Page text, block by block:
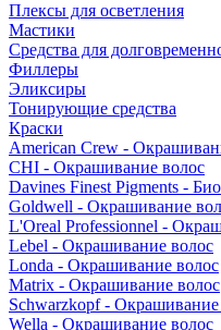
Плексы для осветления
Мастики
Средства для
Филлеры
Эликсиры
Тонирующие средства
Краски
American Crew -
CHI - Окрашивание волос
Davines Finest Pigments -
Goldwell - Окрашивание
L'Oreal Professionnel -
Lebel - Окрашивание волос
Londa - Окрашивание волос
Matrix - Окрашивание волос
Schwarzkopf - Окрашивание
Wella - Окрашивание волос